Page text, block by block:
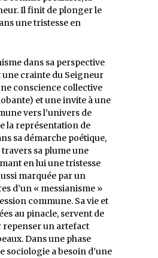
Il finit de plonger le
une tristesse en
dans sa perspective
crainte du Seigneur
conscience collective
et une invite à une
vers l’univers de
la représentation de
sa démarche poétique,
sa plume une
en lui une tristesse
marquée par un
d’un «‭ ‬messianisme‭ ‬»‭
commune. Sa vie et
au pinacle, servent de
un artefact
Dans une phase
sociologie a besoin d’une